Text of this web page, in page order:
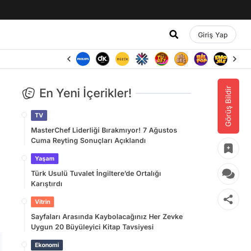
Giriş Yap
Görüş Bildir
En Yeni İçerikler!
TV
MasterChef Liderliği Bırakmıyor! 7 Ağustos
Cuma Reyting Sonuçları Açıklandı
Yaşam
Türk Usulü Tuvalet İngiltere’de Ortalığı
Karıştırdı
Vitrin
Sayfaları Arasında Kaybolacağınız Her Zevke
Uygun 20 Büyüleyici Kitap Tavsiyesi
Ekonomi